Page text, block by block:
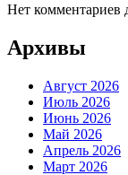
Нет комментариев
Архивы
Август 2026
Июль 2026
Июнь 2026
Май 2026
Апрель 2026
Март 2026